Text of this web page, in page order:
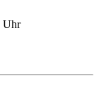
Uhr